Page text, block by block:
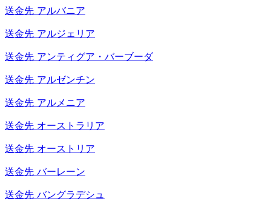
送金先 アルバニア
送金先 アルジェリア
送金先 アンティグア・バーブーダ
送金先 アルゼンチン
送金先 アルメニア
送金先 オーストラリア
送金先 オーストリア
送金先 バーレーン
送金先 バングラデシュ